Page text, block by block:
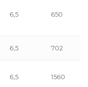
6,5 650
6,5 702
6,5 1560